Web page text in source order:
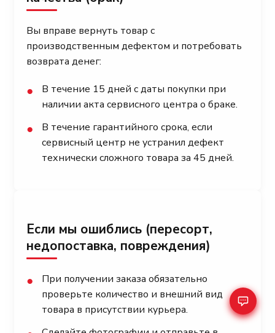
Вы вправе вернуть товар с
производственным дефектом и потребовать
возврата денег:
●
В течение 15 дней с даты покупки при
наличии акта сервисного центра о браке.
●
В течение гарантийного срока, если
сервисный центр не устранил дефект
технически сложного товара за 45 дней.
Если мы ошиблись (пересорт,
недопоставка, повреждения)
●
При получении заказа обязательно
проверьте количество и внешний вид
товара в присутствии курьера.